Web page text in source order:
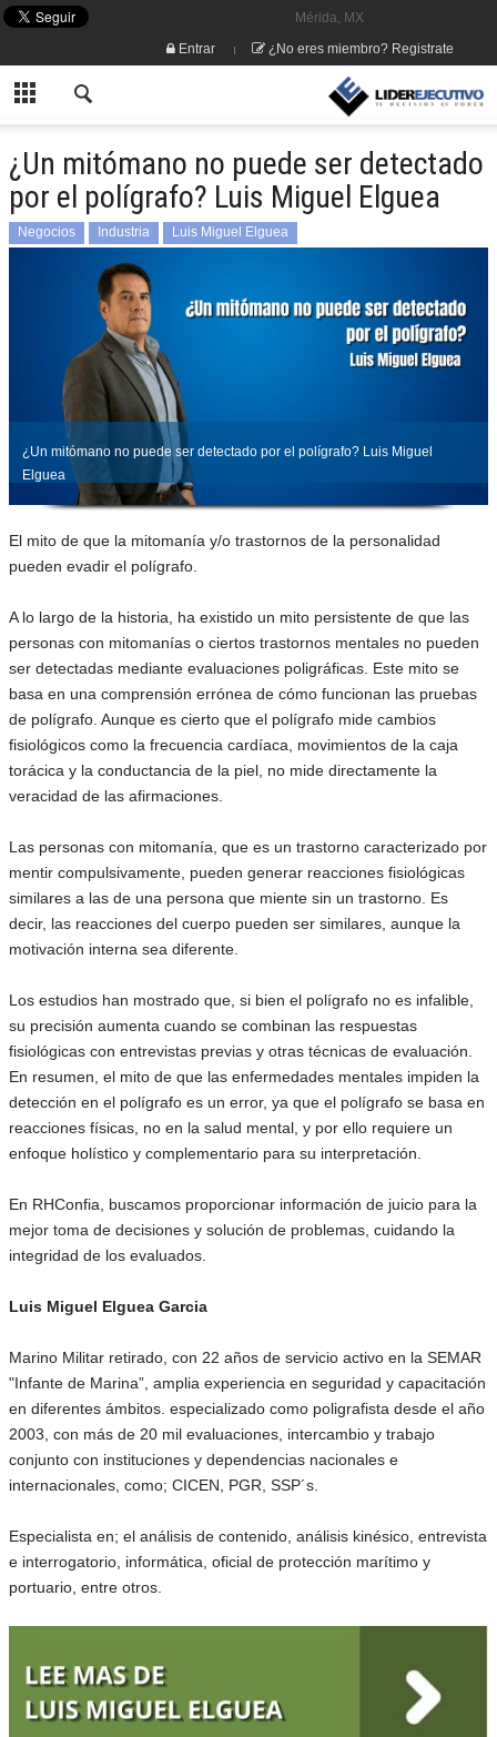
Mérida, MX
Entrar
¿No eres miembro? Registrate
¿Un mitómano no puede ser detectado
por el polígrafo? Luis Miguel Elguea
Negocios Industria Luis Miguel Elguea
¿Un mitómano no puede ser detectado por el polígrafo? Luis Miguel
Elguea
El mito de que la mitomanía y/o trastornos de la personalidad
pueden evadir el polígrafo.
A lo largo de la historia, ha existido un mito persistente de que las
personas con mitomanías o ciertos trastornos mentales no pueden
ser detectadas mediante evaluaciones poligráficas. Este mito se
basa en una comprensión errónea de cómo funcionan las pruebas
de polígrafo. Aunque es cierto que el polígrafo mide cambios
fisiológicos como la frecuencia cardíaca, movimientos de la caja
torácica y la conductancia de la piel, no mide directamente la
veracidad de las afirmaciones.
Las personas con mitomanía, que es un trastorno caracterizado por
mentir compulsivamente, pueden generar reacciones fisiológicas
similares a las de una persona que miente sin un trastorno. Es
decir, las reacciones del cuerpo pueden ser similares, aunque la
motivación interna sea diferente.
Los estudios han mostrado que, si bien el polígrafo no es infalible,
su precisión aumenta cuando se combinan las respuestas
fisiológicas con entrevistas previas y otras técnicas de evaluación.
En resumen, el mito de que las enfermedades mentales impiden la
detección en el polígrafo es un error, ya que el polígrafo se basa en
reacciones físicas, no en la salud mental, y por ello requiere un
enfoque holístico y complementario para su interpretación.
En RHConfia, buscamos proporcionar información de juicio para la
mejor toma de decisiones y solución de problemas, cuidando la
integridad de los evaluados.
Luis Miguel Elguea Garcia
Marino Militar retirado, con 22 años de servicio activo en la SEMAR
"Infante de Marina”, amplia experiencia en seguridad y capacitación
en diferentes ámbitos. especializado como poligrafista desde el año
2003, con más de 20 mil evaluaciones, intercambio y trabajo
conjunto con instituciones y dependencias nacionales e
internacionales, como; CICEN, PGR, SSP´s.
Especialista en; el análisis de contenido, análisis kinésico, entrevista
e interrogatorio, informática, oficial de protección marítimo y
portuario, entre otros.